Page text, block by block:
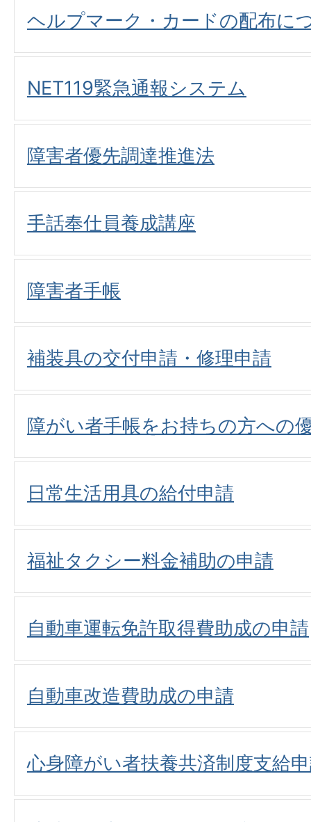
ヘルプマーク・カードの配布に
NET119緊急通報システム
障害者優先調達推進法
手話奉仕員養成講座
障害者手帳
補装具の交付申請・修理申請
障がい者手帳をお持ちの方への
日常生活用具の給付申請
福祉タクシー料金補助の申請
自動車運転免許取得費助成の申請
自動車改造費助成の申請
心身障がい者扶養共済制度支給